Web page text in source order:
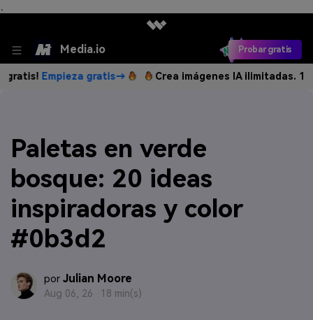
、
Media.io Probar gratis
gratis→ Crea imágenes IA ilimitadas. 100 %
Paletas en verde
bosque: 20 ideas
inspiradoras y color
#0b3d2
por Julian Moore
Aug 06, 26 · 18 min(s)